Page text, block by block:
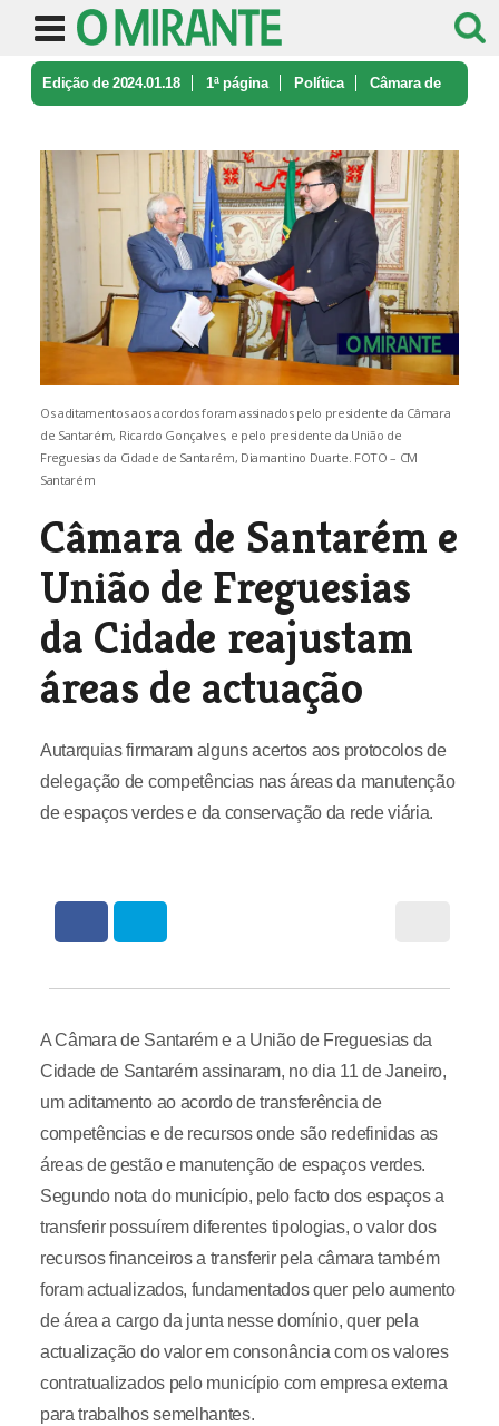
Edição de 2024.01.18 1ª página Política Câmara de
Os aditamentos aos acordos foram assinados pelo presidente da Câmara
de Santarém, Ricardo Gonçalves, e pelo presidente da União de
Freguesias da Cidade de Santarém, Diamantino Duarte. FOTO – CM
Santarém
Câmara de Santarém e
União de Freguesias
da Cidade reajustam
áreas de actuação
Autarquias firmaram alguns acertos aos protocolos de
delegação de competências nas áreas da manutenção
de espaços verdes e da conservação da rede viária.
A Câmara de Santarém e a União de Freguesias da
Cidade de Santarém assinaram, no dia 11 de Janeiro,
um aditamento ao acordo de transferência de
competências e de recursos onde são redefinidas as
áreas de gestão e manutenção de espaços verdes.
Segundo nota do município, pelo facto dos espaços a
transferir possuírem diferentes tipologias, o valor dos
recursos financeiros a transferir pela câmara também
foram actualizados, fundamentados quer pelo aumento
de área a cargo da junta nesse domínio, quer pela
actualização do valor em consonância com os valores
contratualizados pelo município com empresa externa
para trabalhos semelhantes.